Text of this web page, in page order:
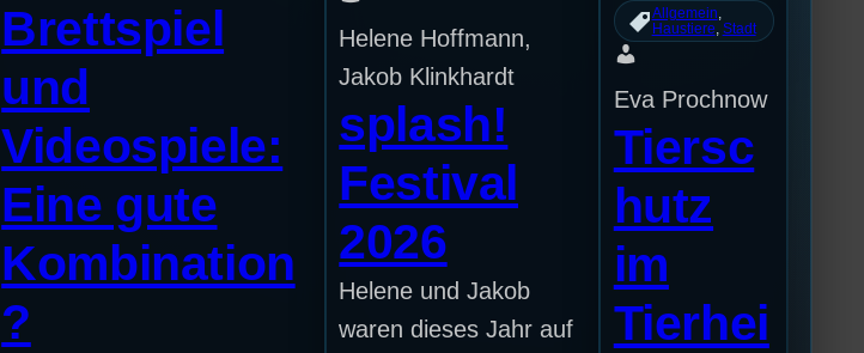
Brettspiel
und
Videospiele:
Eine gute
Kombination
?
Helene Hoffmann,
Jakob Klinkhardt
splash!
Festival
2026
Helene und Jakob
waren dieses Jahr auf
Allgemein
Haustiere Stadt
Eva Prochnow
Tiersc
hutz
im
Tierhei